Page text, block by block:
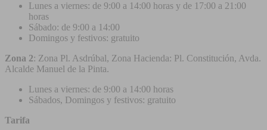
Lunes a viernes: de 9:00 a 14:00 horas y de 17:00 a 21:00
horas
Sábado: de 9:00 a 14:00
Domingos y festivos: gratuito
Zona 2: Zona Pl. Asdrúbal, Zona Hacienda: Pl. Constitución, Avda.
Alcalde Manuel de la Pinta.
Lunes a viernes: de 9:00 a 14:00 horas
Sábados, Domingos y festivos: gratuito
Tarifa